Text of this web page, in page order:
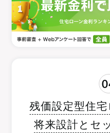
残価設定型住
将来設計とセ